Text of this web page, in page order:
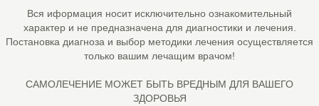
Вся иформация носит исключительно ознакомительный
характер и не предназначена для диагностики и лечения.
Постановка диагноза и выбор методики лечения осуществляется
только вашим лечащим врачом!
САМОЛЕЧЕНИЕ МОЖЕТ БЫТЬ ВРЕДНЫМ ДЛЯ ВАШЕГО
ЗДОРОВЬЯ